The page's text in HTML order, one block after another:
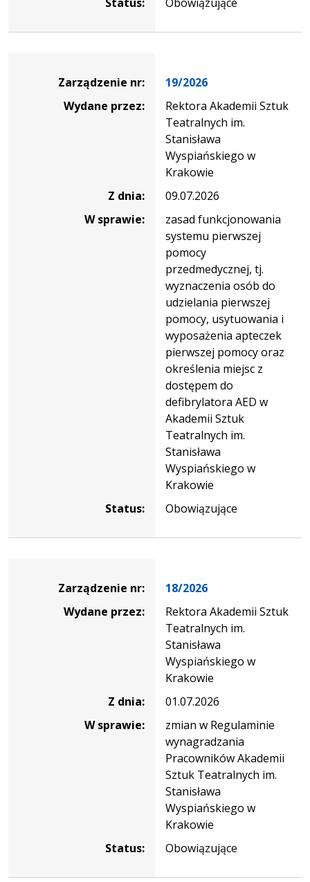
Zarządzenie nr:
19/2026
Wydane przez:
Rektora Akademii Sztuk
Teatralnych im.
Stanisława
Wyspiańskiego w
Krakowie
Z dnia:
09.07.2026
W sprawie:
zasad funkcjonowania
systemu pierwszej
pomocy
przedmedycznej, tj.
wyznaczenia osób do
udzielania pierwszej
pomocy, usytuowania i
wyposażenia apteczek
pierwszej pomocy oraz
określenia miejsc z
dostępem do
defibrylatora AED w
Akademii Sztuk
Teatralnych im.
Stanisława
Wyspiańskiego w
Krakowie
Status:
Obowiązujące
Zarządzenie nr:
18/2026
Wydane przez:
Rektora Akademii Sztuk
Teatralnych im.
Stanisława
Wyspiańskiego w
Krakowie
Z dnia:
01.07.2026
W sprawie:
zmian w Regulaminie
wynagradzania
Pracowników Akademii
Sztuk Teatralnych im.
Stanisława
Wyspiańskiego w
Krakowie
Status:
Obowiązujące